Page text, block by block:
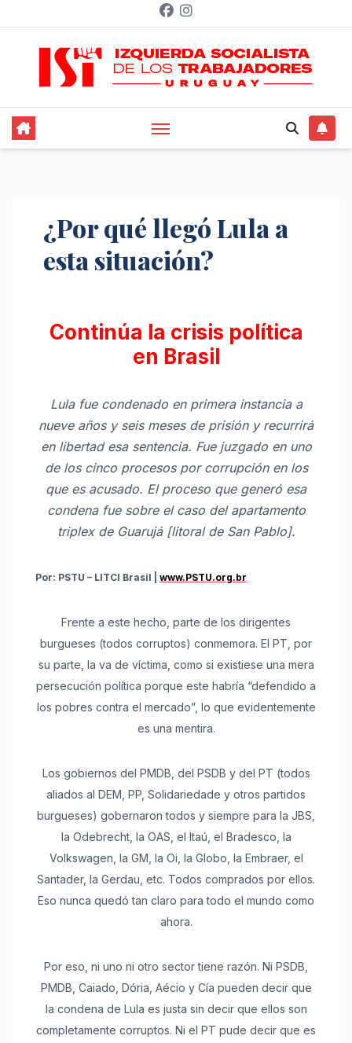
contenido
¿Por qué llegó Lula a
esta situación?
Continúa la crisis política
en Brasil
Lula fue condenado en primera instancia a
nueve años y seis meses de prisión y recurrirá
en libertad esa sentencia. Fue juzgado en uno
de los cinco procesos por corrupción en los
que es acusado. El proceso que generó esa
condena fue sobre el caso del apartamento
triplex de Guarujá [litoral de San Pablo].
Por: PSTU – LITCI Brasil | www.PSTU.org.br
Frente a este hecho, parte de los dirigentes
burgueses (todos corruptos) conmemora. El PT, por
su parte, la va de víctima, como si existiese una mera
persecución política porque este habría “defendido a
los pobres contra el mercado”, lo que evidentemente
es una mentira.
Los gobiernos del PMDB, del PSDB y del PT (todos
aliados al DEM, PP, Solidariedade y otros partidos
burgueses) gobernaron todos y siempre para la JBS,
la Odebrecht, la OAS, el Itaú, el Bradesco, la
Volkswagen, la GM, la Oi, la Globo, la Embraer, el
Santader, la Gerdau, etc. Todos comprados por ellos.
Eso nunca quedó tan claro para todo el mundo como
ahora.
Por eso, ni uno ni otro sector tiene razón. Ni PSDB,
PMDB, Caiado, Dória, Aécio y Cía pueden decir que
la condena de Lula es justa sin decir que ellos son
completamente corruptos. Ni el PT pude decir que es